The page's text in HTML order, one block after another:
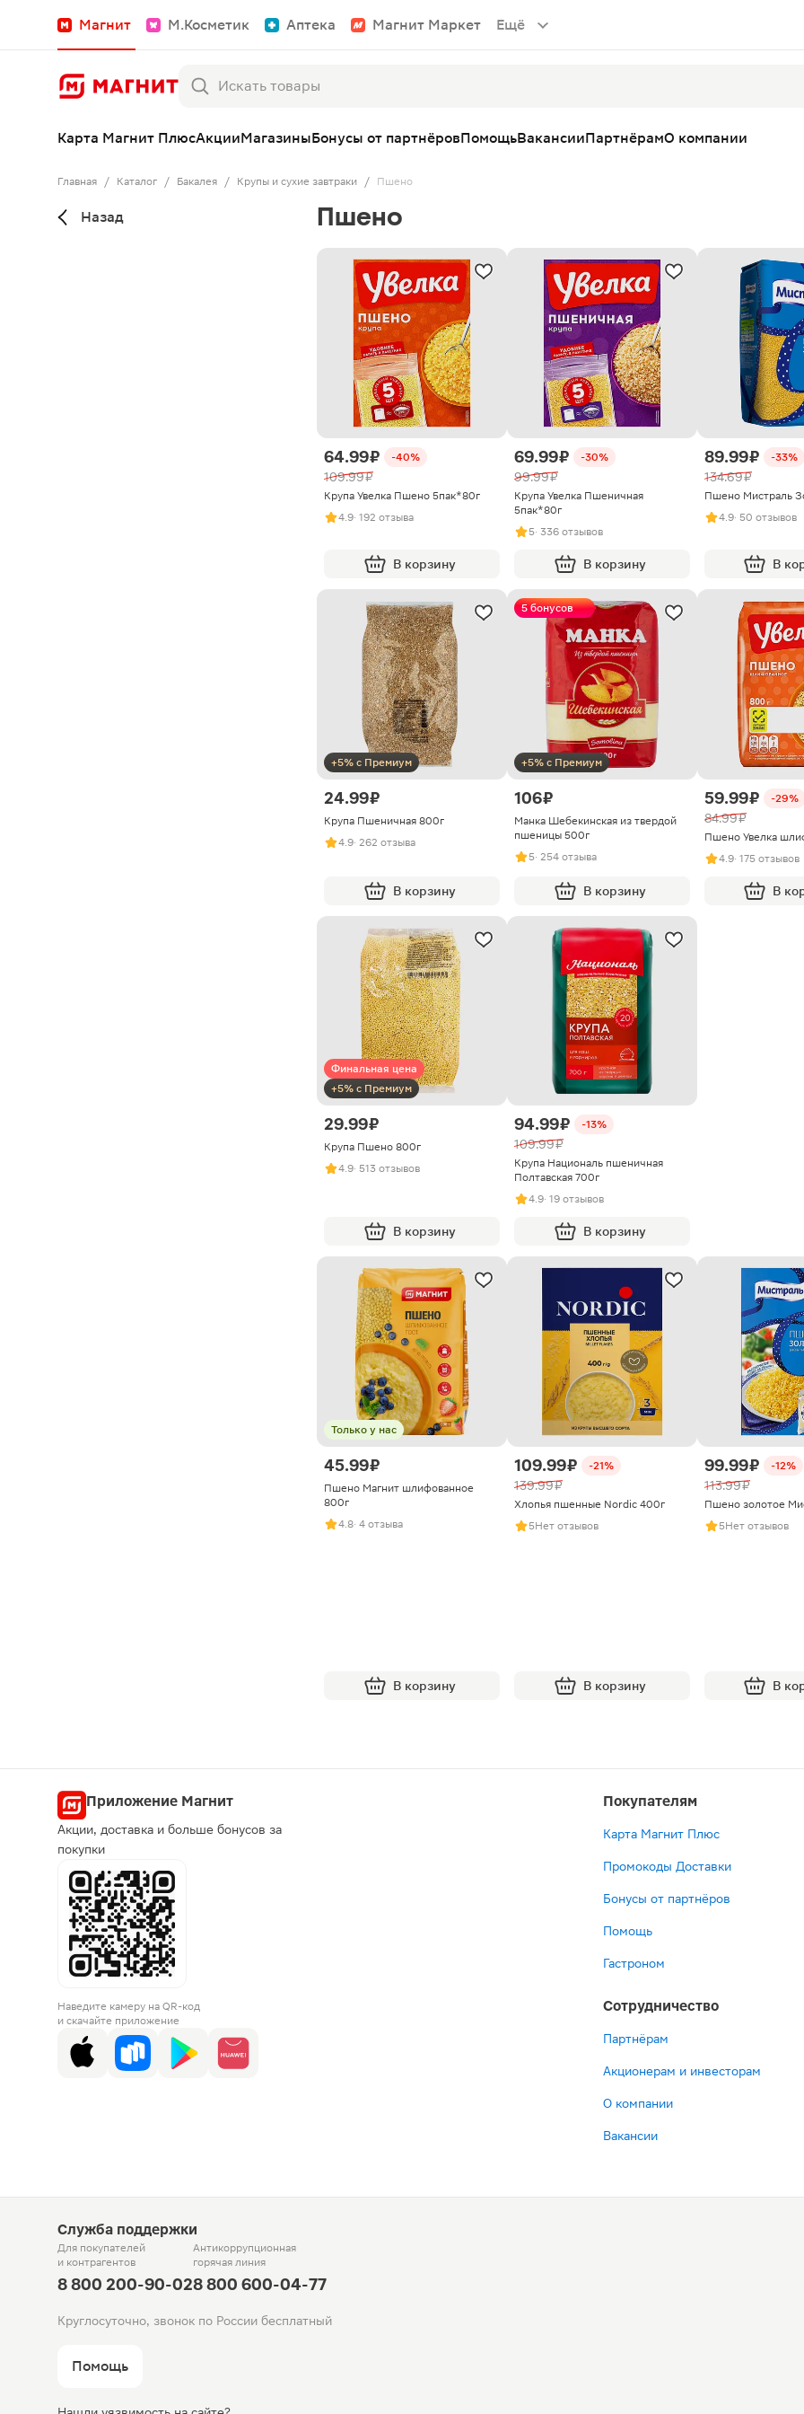
Магнит М.Косметик Аптека Магнит Маркет Ещё
Карта Магнит ПлюсАкцииМагазиныБонусы от партнёровПомощьВакансииПартнёрамО компании
Главная / Каталог / Бакалея / Крупы и сухие завтраки / Пшено
Назад Пшено
64.99 ₽ -40%
109.99 ₽
Крупа Увелка Пшено 5пак*80г
4.9· 192 отзыва
В корзину
69.99 ₽ -30%
99.99 ₽
Крупа Увелка Пшеничная
5пак*80г
5· 336 отзывов
В корзину
89.99 ₽ -33%
134.69 ₽
Пшено Мистраль
4.9· 50 отзывов
В
+5% с Премиум
24.99 ₽
Крупа Пшеничная 800г
4.9· 262 отзыва
В корзину
5 бонусов
+5% с Премиум
106 ₽
Манка Шебекинская из твердой
пшеницы 500г
5· 254 отзыва
В корзину
59.99 ₽ -29%
84.99 ₽
Пшено Увелка
4.9· 175 отзывов
В
Финальная цена
+5% с Премиум
29.99 ₽
Крупа Пшено 800г
4.9· 513 отзывов
В корзину
94.99 ₽ -13%
109.99 ₽
Крупа Националь пшеничная
Полтавская 700г
4.9· 19 отзывов
В корзину
Только у нас
45.99 ₽
Пшено Магнит шлифованное
800г
4.8· 4 отзыва
В корзину
109.99 ₽ -21%
139.99 ₽
Хлопья пшенные Nordic 400г
5Нет отзывов
В корзину
99.99 ₽ -12%
113.99 ₽
Пшено золотое
5Нет отзывов
В
Приложение Магнит
Акции, доставка и больше бонусов за
покупки
Наведите камеру на QR-код
и скачайте приложение
Покупателям
Карта Магнит Плюс
Промокоды Доставки
Бонусы от партнёров
Помощь
Гастроном
Сотрудничество
Партнёрам
Акционерам и инвесторам
О компании
Вакансии
Служба поддержки
Для покупателей
и контрагентов
8 800 200-90-02
Антикоррупционная
горячая линия
8 800 600-04-77
Круглосуточно, звонок по России бесплатный
Помощь